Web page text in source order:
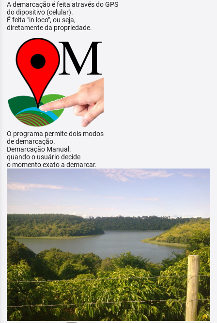
A demarcação é feita através do GPS
do dipositivo (celular).
É feita "in loco", ou seja,
diretamente da propriedade.
O programa permite dois modos
de demarcação.
Demarcação Manual:
quando o usuário decide
o momento exato a demarcar.